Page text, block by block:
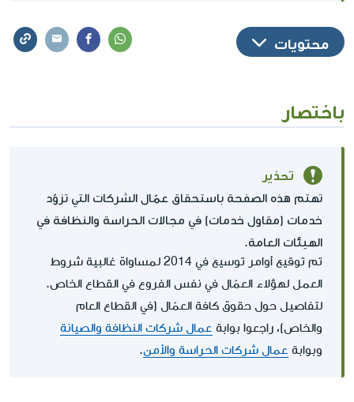
محتويات
باختصار
تحذير
تهتم هذه الصفحة باستحقاق عمّال الشركات التي تزوّد
خدمات (مقاول خدمات) في مجالات الحراسة والنظافة في
الهيئات العامة.
تم توقيع أوامر توسيع في 2014 لمساواة غالبية شروط
العمل لهؤلاء العمّال في نفس الفروع في القطاع الخاص.
لتفاصيل حول حقوق كافة العمّال (في القطاع العام
والخاص)، راجعوا بوابة عمال شركات النظافة والصيانة
وبوابة عمال شركات الحراسة والأمن.